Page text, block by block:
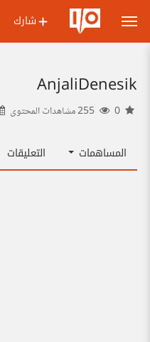
شارك
AnjaliDenesik
المساهمات التعليقات